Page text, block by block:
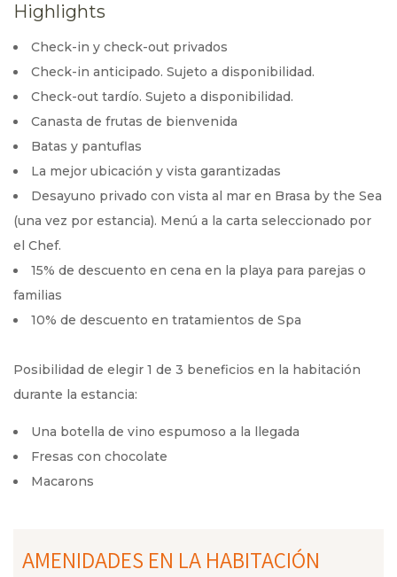
Highlights
Check-in y check-out privados
Check-in anticipado. Sujeto a disponibilidad.
Check-out tardío. Sujeto a disponibilidad.
Canasta de frutas de bienvenida
Batas y pantuflas
La mejor ubicación y vista garantizadas
Desayuno privado con vista al mar en Brasa by the Sea
(una vez por estancia). Menú a la carta seleccionado por
el Chef.
15% de descuento en cena en la playa para parejas o
familias
10% de descuento en tratamientos de Spa
Posibilidad de elegir 1 de 3 beneficios en la habitación
durante la estancia:
Una botella de vino espumoso a la llegada
Fresas con chocolate
Macarons
AMENIDADES EN LA HABITACIÓN